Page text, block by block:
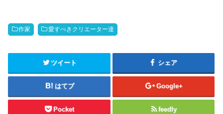
作家 愛すべきクリエーター達
ツイート シェア
はてブ Google+
Pocket feedly